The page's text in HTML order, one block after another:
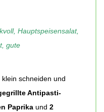
Hauptspeisensalat,
gute
klein schneiden und
Antipasti-
Paprika und 2